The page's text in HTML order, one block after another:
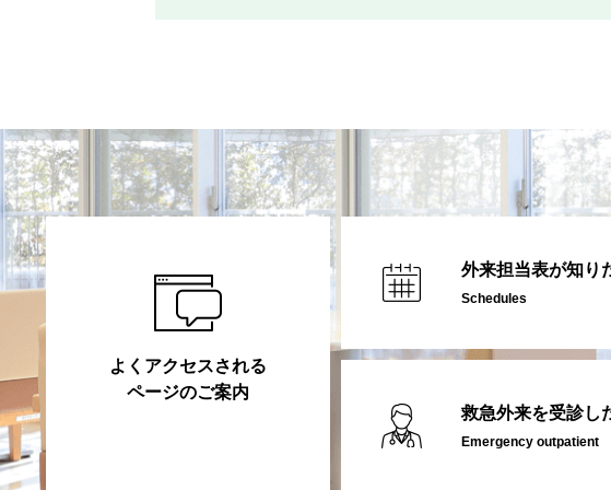
よくアクセスされる
ページのご案内
外来担当表が知り
Schedules
救急外来を受診し
Emergency outpatient